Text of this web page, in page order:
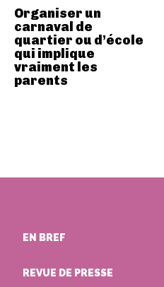
Organiser un
carnaval de
quartier ou d’école
qui implique
vraiment les
parents
EN BREF
REVUE DE PRESSE